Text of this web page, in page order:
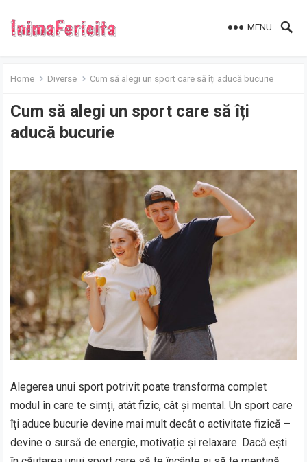
MENU
Home Diverse Cum să alegi un sport care să îți aducă bucurie
Cum să alegi un sport care să îți
aducă bucurie
Alegerea unui sport potrivit poate transforma complet
modul în care te simți, atât fizic, cât și mental. Un sport care
îți aduce bucurie devine mai mult decât o activitate fizică –
devine o sursă de energie, motivație și relaxare. Dacă ești